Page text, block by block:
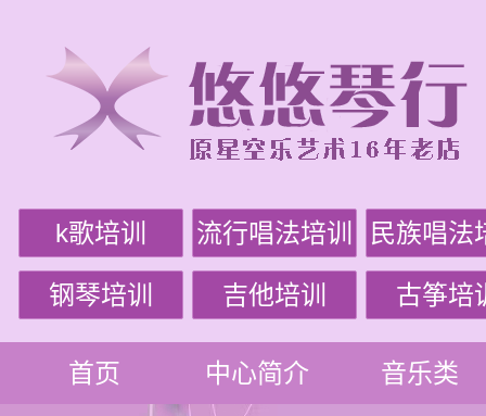
k歌培训 流行唱法培训 民族唱法
钢琴培训 吉他培训 古筝培
首页 中心简介 音乐类